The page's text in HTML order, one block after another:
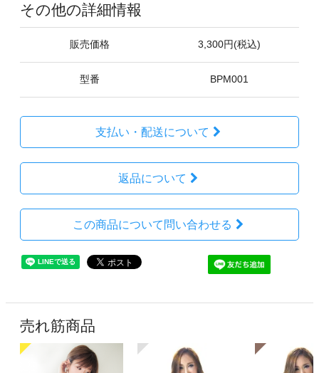
その他の詳細情報
販売価格 3,300円(税込)
型番 BPM001
支払い・配送について
返品について
この商品について問い合わせる
売れ筋商品